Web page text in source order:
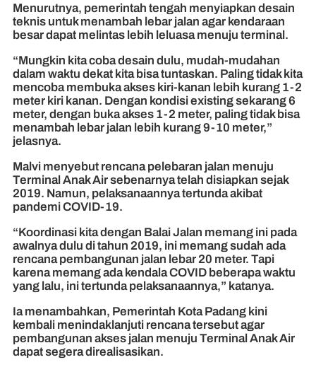
Menurutnya, pemerintah tengah menyiapkan desain
teknis untuk menambah lebar jalan agar kendaraan
besar dapat melintas lebih leluasa menuju terminal.
“Mungkin kita coba desain dulu, mudah-mudahan
dalam waktu dekat kita bisa tuntaskan. Paling tidak kita
mencoba membuka akses kiri-kanan lebih kurang 1-2
meter kiri kanan. Dengan kondisi existing sekarang 6
meter, dengan buka akses 1-2 meter, paling tidak bisa
menambah lebar jalan lebih kurang 9-10 meter,”
jelasnya.
Malvi menyebut rencana pelebaran jalan menuju
Terminal Anak Air sebenarnya telah disiapkan sejak
2019. Namun, pelaksanaannya tertunda akibat
pandemi COVID-19.
“Koordinasi kita dengan Balai Jalan memang ini pada
awalnya dulu di tahun 2019, ini memang sudah ada
rencana pembangunan jalan lebar 20 meter. Tapi
karena memang ada kendala COVID beberapa waktu
yang lalu, ini tertunda pelaksanaannya,” katanya.
Ia menambahkan, Pemerintah Kota Padang kini
kembali menindaklanjuti rencana tersebut agar
pembangunan akses jalan menuju Terminal Anak Air
dapat segera direalisasikan.